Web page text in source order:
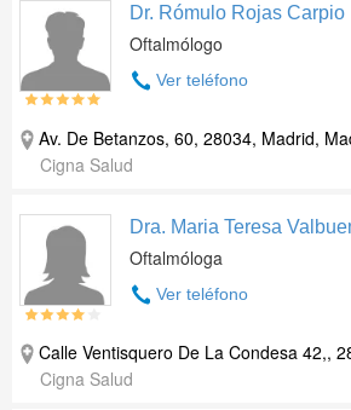
Dr. Rómulo Rojas Carpio
Oftalmólogo
Ver teléfono
Av. De Betanzos, 60, 28034, Madrid,
Cigna Salud
Dra. Maria Teresa
Oftalmóloga
Ver teléfono
Calle Ventisquero De La Condesa 42,,
Cigna Salud